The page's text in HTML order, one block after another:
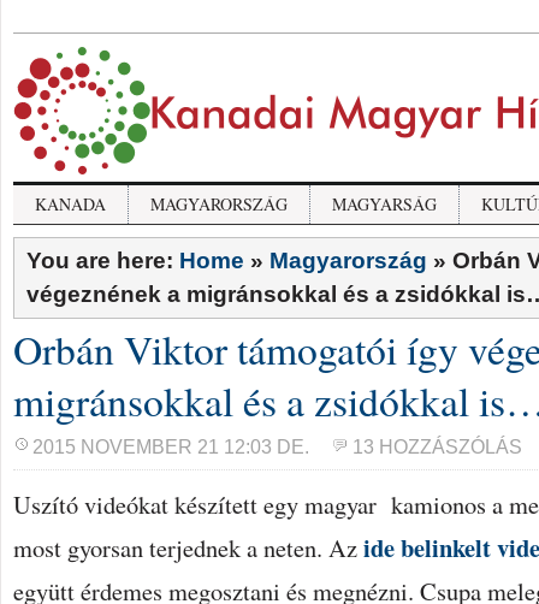
KANADA MAGYARORSZÁG MAGYARSÁG
You are here: Home » Magyarország » Orbán
végeznének a migránsokkal és a zsidókkal
Orbán Viktor támogatói így
migránsokkal és a zsidókkal
2015 NOVEMBER 21 12:03 DE. 13 HOZZÁSZÓLÁS
Uszító videókat készített egy magyar kamionos a
most gyorsan terjednek a neten. Azide belinkelt
együtt érdemes megosztani és megnézni. Csupa